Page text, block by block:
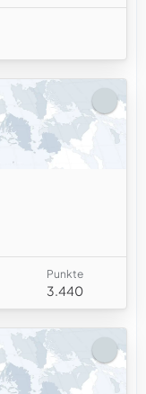
Punkte
3.440